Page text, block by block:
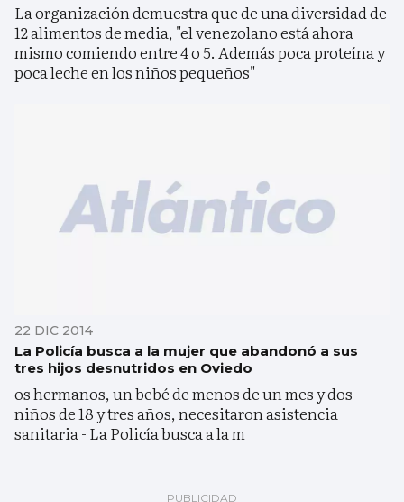
La organización demuestra que de una diversidad de
12 alimentos de media, "el venezolano está ahora
mismo comiendo entre 4 o 5. Además poca proteína y
poca leche en los niños pequeños"
22 DIC 2014
La Policía busca a la mujer que abandonó a sus
tres hijos desnutridos en Oviedo
os hermanos, un bebé de menos de un mes y dos
niños de 18 y tres años, necesitaron asistencia
sanitaria - La Policía busca a la m